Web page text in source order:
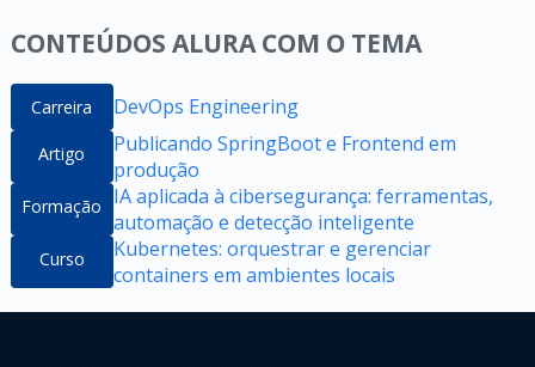
CONTEÚDOS ALURA COM O TEMA
Carreira DevOps Engineering
Artigo
Publicando SpringBoot e Frontend em
produção
Formação IA aplicada à cibersegurança: ferramentas,
automação e detecção inteligente
Curso
Kubernetes: orquestrar e gerenciar
containers em ambientes locais